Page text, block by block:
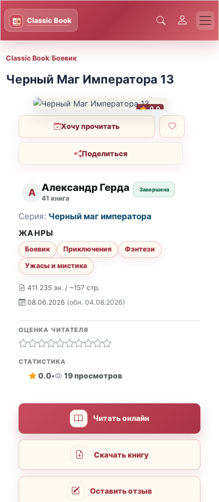
Classic Book/Боевик
Черный Маг Императора 13
0.0
Хочу прочитать
Поделиться
А Александр Герда
41 книга
Завершена
411 235 зн. / ~157 стр.
08.06.2026 (обн. 04.08.2026)
Серия: Черный маг императора
ЖАНРЫ
Боевик Приключения
Фэнтези
Ужасы и мистика
ОЦЕНКА ЧИТАТЕЛЯ
СТАТИСТИКА
0.0• 19 просмотров
Читать онлайн
Скачать книгу
Оставить отзыв